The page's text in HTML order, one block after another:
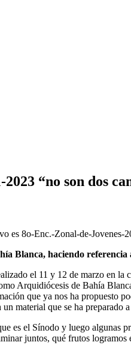
“no son dos
Blanca, haciendo
el 11 y 12 de marzo en
Arquidiócesis de Bahía
que ya nos ha propuesto
material que se ha
es el Sínodo y luego algunas
juntos, qué frutos